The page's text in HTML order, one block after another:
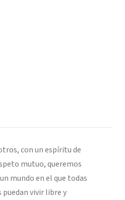
con un espíritu de
mutuo, queremos
mundo en el que todas
puedan vivir libre y